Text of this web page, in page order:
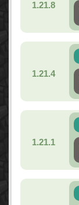
1.21.8
1.21.4
1.21.1